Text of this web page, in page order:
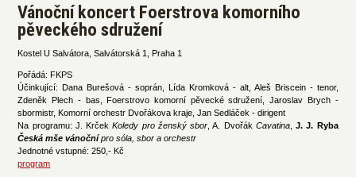
Vánoční koncert Foerstrova komorního
pěveckého sdružení
Kostel U Salvátora, Salvátorská 1, Praha 1
Pořádá: FKPS
Účinkující: Dana Burešová - soprán, Lída Kromková - alt, Aleš Briscein - tenor,
Zdeněk Plech - bas, Foerstrovo komorní pěvecké sdružení, Jaroslav Brych -
sbormistr, Komorní orchestr Dvořákova kraje, Jan Sedláček - dirigent
Na programu: J. KrčekKoledy pro ženský sbor , A. Dvořák Cavatina,J. J. Ryba
Česká mše vánočnípro sóla, sbor a orchestr
Jednotné vstupné: 250,- Kč
program